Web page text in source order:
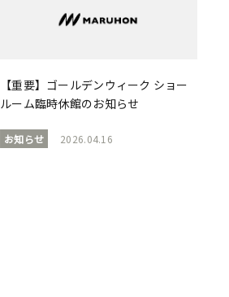
【重要】ゴールデンウィーク ショー
ルーム臨時休館のお知らせ
お知らせ 2026.04.16